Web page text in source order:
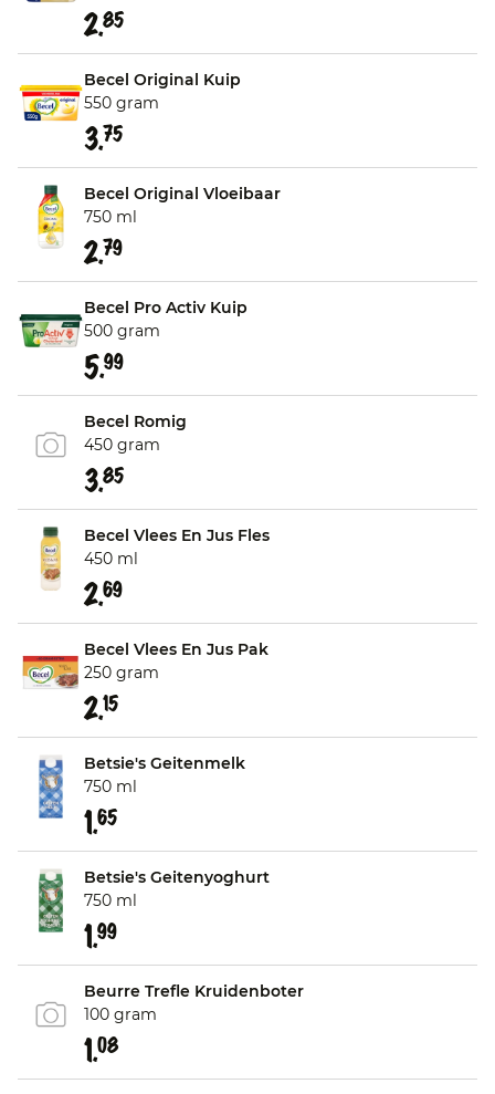
2.85
Becel Original Kuip
550 gram
3.75
Becel Original Vloeibaar
750 ml
2.79
Becel Pro Activ Kuip
500 gram
5.99
Becel Romig
450 gram
3.85
Becel Vlees En Jus Fles
450 ml
2.69
Becel Vlees En Jus Pak
250 gram
2.15
Betsie's Geitenmelk
750 ml
1.65
Betsie's Geitenyoghurt
750 ml
1.99
Beurre Trefle Kruidenboter
100 gram
1.08